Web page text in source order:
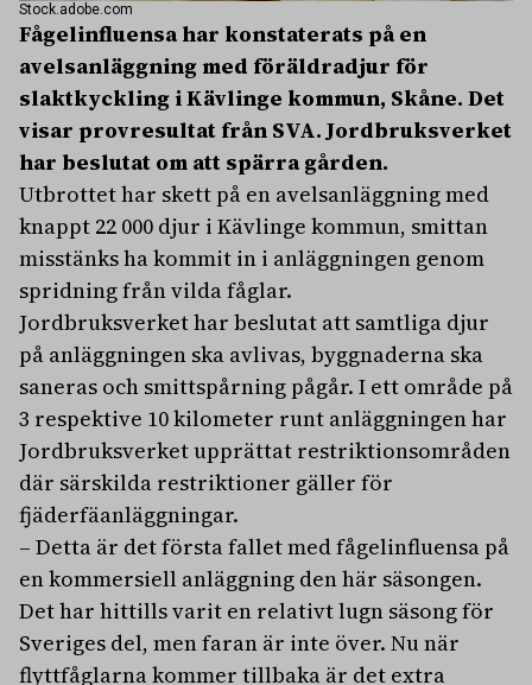
Stock.adobe.com
Fågelinfluensa har konstaterats på en
avelsanläggning med föräldradjur för
slaktkyckling i Kävlinge kommun, Skåne. Det
visar provresultat från SVA. Jordbruksverket
har beslutat om att spärra gården.
Utbrottet har skett på en avelsanläggning med
knappt 22 000 djur i Kävlinge kommun, smittan
misstänks ha kommit in i anläggningen genom
spridning från vilda fåglar.
Jordbruksverket har beslutat att samtliga djur
på anläggningen ska avlivas, byggnaderna ska
saneras och smittspårning pågår. I ett område på
3 respektive 10 kilometer runt anläggningen har
Jordbruksverket upprättat restriktionsområden
där särskilda restriktioner gäller för
fjäderfäanläggningar.
– Detta är det första fallet med fågelinfluensa på
en kommersiell anläggning den här säsongen.
Det har hittills varit en relativt lugn säsong för
Sveriges del, men faran är inte över. Nu när
flyttfåglarna kommer tillbaka är det extra